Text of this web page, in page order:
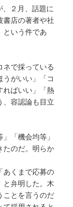
、２月、話題に
書店の著者や社
という件であ
ネで採っている
がいい」「コ
ればいい」「熱
、容認論も目立
「機会均等」
たのだ。明らか
あくまで応募の
と弁明した。木
ことを言うのだ